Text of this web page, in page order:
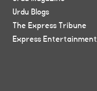
Urdu Blogs
The Express Tribune
Express Entertainment